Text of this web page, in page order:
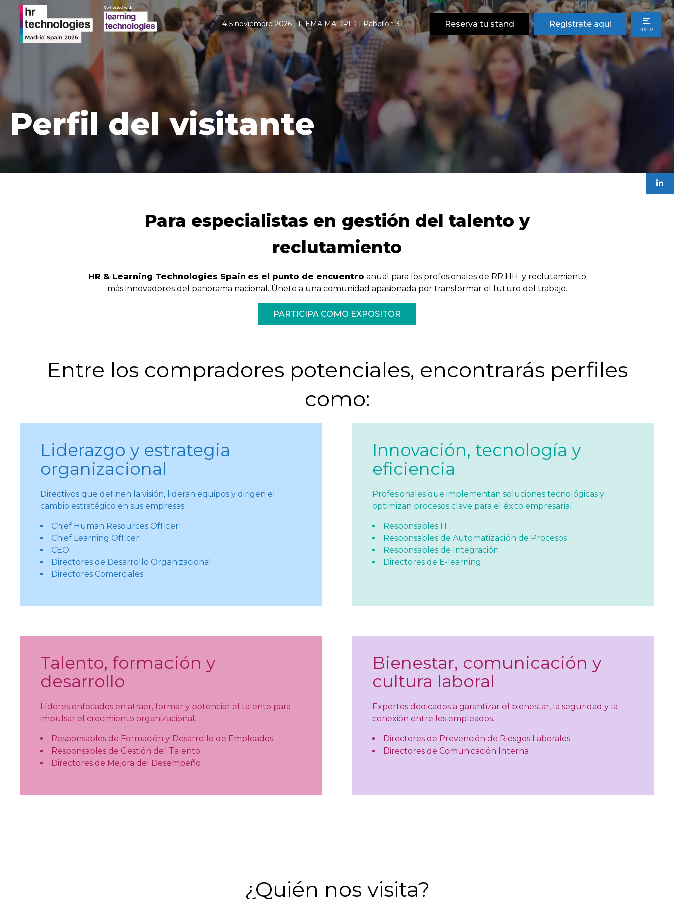
4-5 noviembre 2026 | IFEMA MADRID | Pabellón 3 Reserva tu stand Regístrate aquí
MENU
Perfil del visitante
Para especialistas en gestión del talento y
reclutamiento
HR & Learning Technologies Spain es el punto de encuentro anual para los profesionales de RR.HH. y reclutamiento
más innovadores del panorama nacional. Únete a una comunidad apasionada por transformar el futuro del trabajo.
PARTICIPA COMO EXPOSITOR
Entre los compradores potenciales, encontrarás perfiles
como:
Liderazgo y estrategia
organizacional
Directivos que definen la visión, lideran equipos y dirigen el
cambio estratégico en sus empresas.
Chief Human Resources Officer
Chief Learning Officer
CEO
Directores de Desarrollo Organizacional
Directores Comerciales
Innovación, tecnología y
eficiencia
Profesionales que implementan soluciones tecnológicas y
optimizan procesos clave para el éxito empresarial.
Responsables IT
Responsables de Automatización de Procesos
Responsables de Integración
Directores de E-learning
Talento, formación y
desarrollo
Líderes enfocados en atraer, formar y potenciar el talento para
impulsar el crecimiento organizacional.
Responsables de Formación y Desarrollo de Empleados
Responsables de Gestión del Talento
Directores de Mejora del Desempeño
Bienestar, comunicación y
cultura laboral
Expertos dedicados a garantizar el bienestar, la seguridad y la
conexión entre los empleados.
Directores de Prevención de Riesgos Laborales
Directores de Comunicación Interna
¿Quién nos visita?